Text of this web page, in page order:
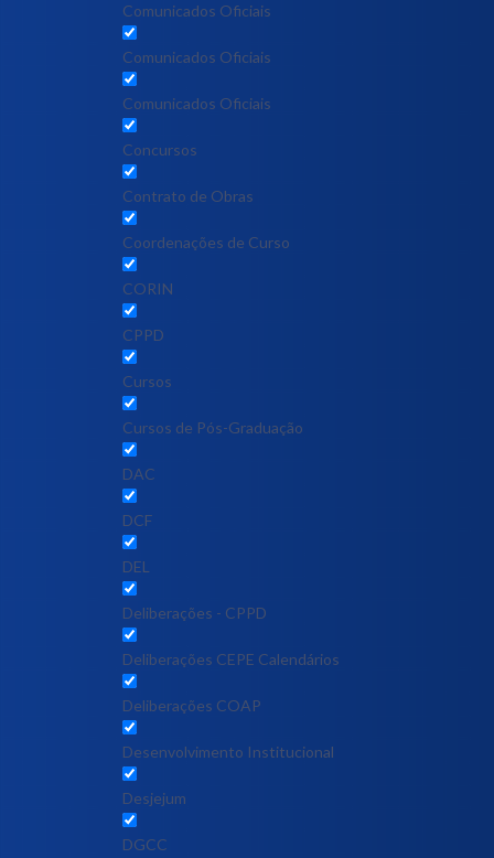
Comunicados Oficiais
Comunicados Oficiais
Comunicados Oficiais
Concursos
Contrato de Obras
Coordenações de Curso
CORIN
CPPD
Cursos
Cursos de Pós-Graduação
DAC
DCF
DEL
Deliberações - CPPD
Deliberações CEPE Calendários
Deliberações COAP
Desenvolvimento Institucional
Desjejum
DGCC